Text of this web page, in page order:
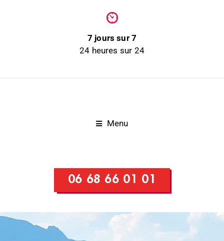
7 jours sur 7
24 heures sur 24
Menu
06 68 66 01 01